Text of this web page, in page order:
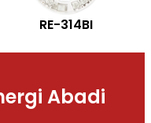
RE-314BI
Abadi